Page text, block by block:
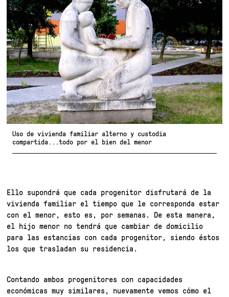
Uso de vivienda familiar alterno y custodia
compartida...todo por el bien del menor
Ello supondrá que cada progenitor disfrutará de la
vivienda familiar el tiempo que le corresponda estar
con el menor, esto es, por semanas. De esta manera,
el hijo menor no tendrá que cambiar de domicilio
para las estancias con cada progenitor, siendo éstos
los que trasladan su residencia.
Contando ambos progenitores con capacidades
económicas muy similares, nuevamente vemos cómo el